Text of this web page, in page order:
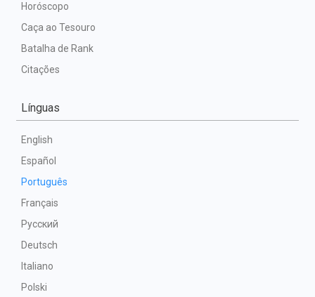
Horóscopo
Caça ao Tesouro
Batalha de Rank
Citações
Línguas
English
Español
Português
Français
Русский
Deutsch
Italiano
Polski